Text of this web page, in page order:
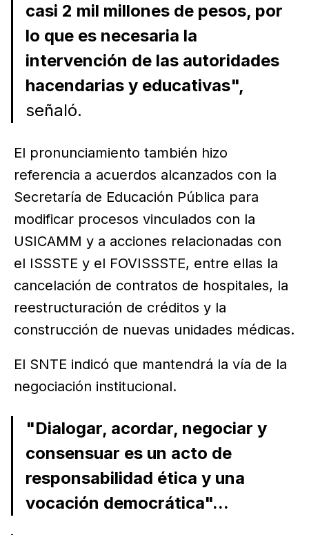
casi 2 mil millones de pesos, por
lo que es necesaria la
intervención de las autoridades
hacendarias y educativas",
señaló.
El pronunciamiento también hizo
referencia a acuerdos alcanzados con la
Secretaría de Educación Pública para
modificar procesos vinculados con la
USICAMM y a acciones relacionadas con
el ISSSTE y el FOVISSSTE, entre ellas la
cancelación de contratos de hospitales, la
reestructuración de créditos y la
construcción de nuevas unidades médicas.
El SNTE indicó que mantendrá la vía de la
negociación institucional.
"Dialogar, acordar, negociar y
consensuar es un acto de
responsabilidad ética y una
vocación democrática"...